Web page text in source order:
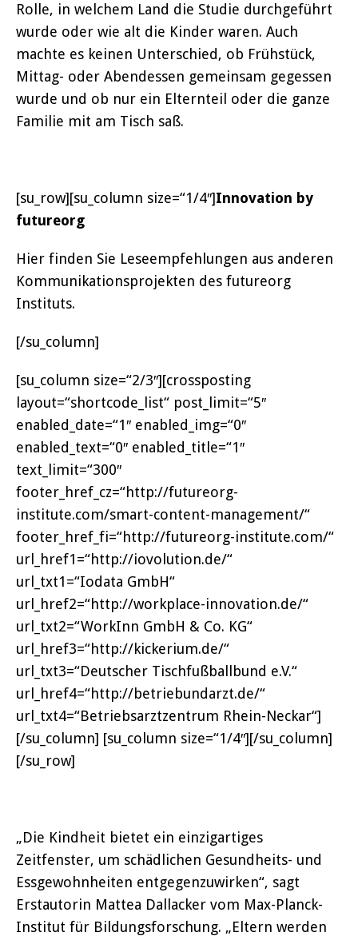
Rolle, in welchem Land die Studie durchgeführt
wurde oder wie alt die Kinder waren. Auch
machte es keinen Unterschied, ob Frühstück,
Mittag- oder Abendessen gemeinsam gegessen
wurde und ob nur ein Elternteil oder die ganze
Familie mit am Tisch saß.
[su_row][su_column size=“1/4″]Innovation by
futureorg
Hier finden Sie Leseempfehlungen aus anderen
Kommunikationsprojekten des futureorg
Instituts.
[/su_column]
[su_column size=“2/3″][crossposting
layout=“shortcode_list“ post_limit=“5″
enabled_date=“1″ enabled_img=“0″
enabled_text=“0″ enabled_title=“1″
text_limit=“300″
footer_href_cz=“http://futureorg-
institute.com/smart-content-management/“
footer_href_fi=“http://futureorg-institute.com/“
url_href1=“http://iovolution.de/“
url_txt1=“Iodata GmbH“
url_href2=“http://workplace-innovation.de/“
url_txt2=“WorkInn GmbH & Co. KG“
url_href3=“http://kickerium.de/“
url_txt3=“Deutscher Tischfußballbund e.V.“
url_href4=“http://betriebundarzt.de/“
url_txt4=“Betriebsarztzentrum Rhein-Neckar“]
[/su_column] [su_column size=“1/4″][/su_column]
[/su_row]
„Die Kindheit bietet ein einzigartiges
Zeitfenster, um schädlichen Gesundheits- und
Essgewohnheiten entgegenzuwirken“, sagt
Erstautorin Mattea Dallacker vom Max-Planck-
Institut für Bildungsforschung. „Eltern werden